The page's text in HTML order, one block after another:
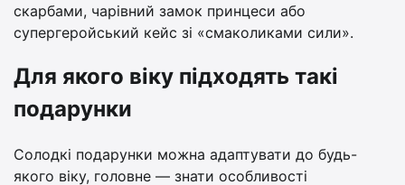
скарбами, чарівний замок принцеси або
супергеройський кейс зі «смаколиками сили».
Для якого віку підходять такі
подарунки
Солодкі подарунки можна адаптувати до будь-
якого віку, головне — знати особливості